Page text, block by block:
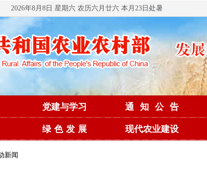
2026年8月8日 星期六 农历六月廿六 本月23日处暑
党建与学习 通知公告
绿色发展 现代农业建设
新闻